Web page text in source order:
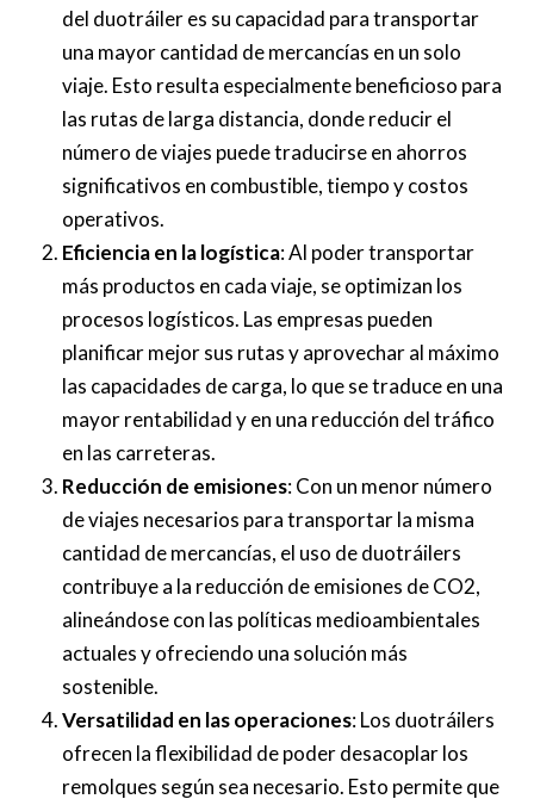
del duotráiler es su capacidad para transportar
una mayor cantidad de mercancías en un solo
viaje. Esto resulta especialmente beneficioso para
las rutas de larga distancia, donde reducir el
número de viajes puede traducirse en ahorros
significativos en combustible, tiempo y costos
operativos.
Eficiencia en la logística: Al poder transportar
más productos en cada viaje, se optimizan los
procesos logísticos. Las empresas pueden
planificar mejor sus rutas y aprovechar al máximo
las capacidades de carga, lo que se traduce en una
mayor rentabilidad y en una reducción del tráfico
en las carreteras.
Reducción de emisiones: Con un menor número
de viajes necesarios para transportar la misma
cantidad de mercancías, el uso de duotráilers
contribuye a la reducción de emisiones de CO2,
alineándose con las políticas medioambientales
actuales y ofreciendo una solución más
sostenible.
Versatilidad en las operaciones: Los duotráilers
ofrecen la flexibilidad de poder desacoplar los
remolques según sea necesario. Esto permite que